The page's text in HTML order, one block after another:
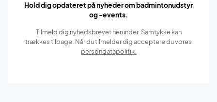
Hold dig opdateret på nyheder om badmintonudstyr
og -events.
Tilmeld dig nyhedsbrevet herunder. Samtykke kan
trækkes tilbage. Når du tilmelder dig acceptere du vores
persondatapolitik.